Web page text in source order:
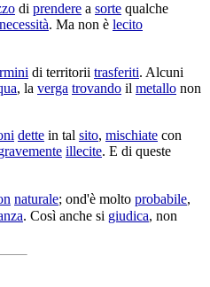
di prendere a sorte qualche
necessità. Ma non è lecito
di territorii trasferiti. Alcuni
, la verga trovando il metallo non
dette in tal sito, mischiate con
illecite. E di queste
naturale; ond'è molto probabile,
. Così anche si giudica, non